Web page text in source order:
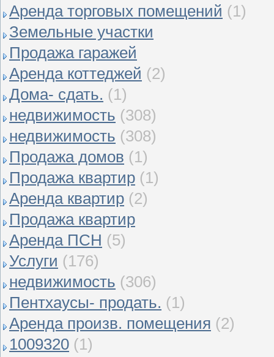
Аренда торговых помещений (1)
Земельные участки
Продажа гаражей
Аренда коттеджей (2)
Дома- сдать. (1)
недвижимость (308)
недвижимость (308)
Продажа домов (1)
Продажа квартир (1)
Аренда квартир (2)
Продажа квартир
Аренда ПСН (5)
Услуги (176)
недвижимость (306)
Пентхаусы- продать. (1)
Аренда произв. помещения (2)
1009320 (1)